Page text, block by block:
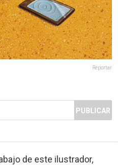
Reportar
PUBLICAR
de este ilustrador,